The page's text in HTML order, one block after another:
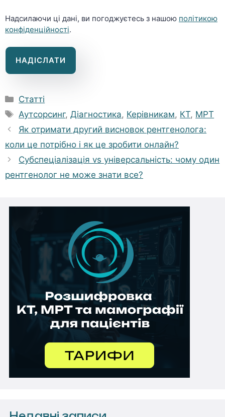
Надсилаючи ці дані, ви погоджуєтесь з нашою політикою
конфіденційності.
Категорії
Статті
Позначки
Аутсорсинг,Діагностика, Керівникам, КТ, МРТ
Як отримати другий висновок рентгенолога:
коли це потрібно і як це зробити онлайн?
Субспеціалізація vs універсальність: чому один
рентгенолог не може знати все?